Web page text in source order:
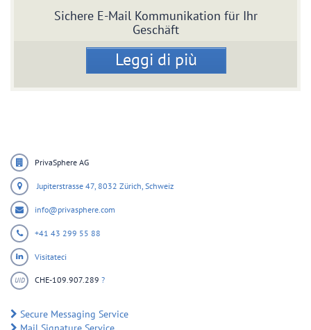
Sichere E-Mail Kommunikation für Ihr
Geschäft
Leggi di più
PrivaSphere AG
Jupiterstrasse 47, 8032 Zürich, Schweiz
info@privasphere.com
+41 43 299 55 88
Visitateci
UID CHE-109.907.289 ?
Secure Messaging Service